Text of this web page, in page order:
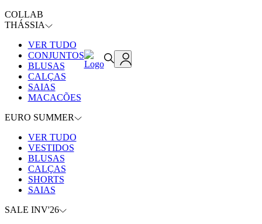
COLLAB
THÁSSIA
VER TUDO
CONJUNTOS
BLUSAS
CALÇAS
SAIAS
MACACÕES
EURO SUMMER
VER TUDO
VESTIDOS
BLUSAS
CALÇAS
SHORTS
SAIAS
SALE INV'26